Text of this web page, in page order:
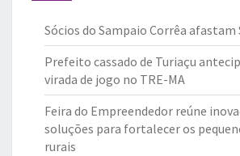
Sócios do Sampaio Corrêa
Prefeito cassado de Turiaçu
virada de jogo no TRE-MA
Feira do Empreendedor reúne
soluções para fortalecer os
rurais